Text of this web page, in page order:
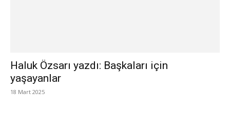
Haluk Özsarı yazdı: Başkaları için
yaşayanlar
18 Mart 2025